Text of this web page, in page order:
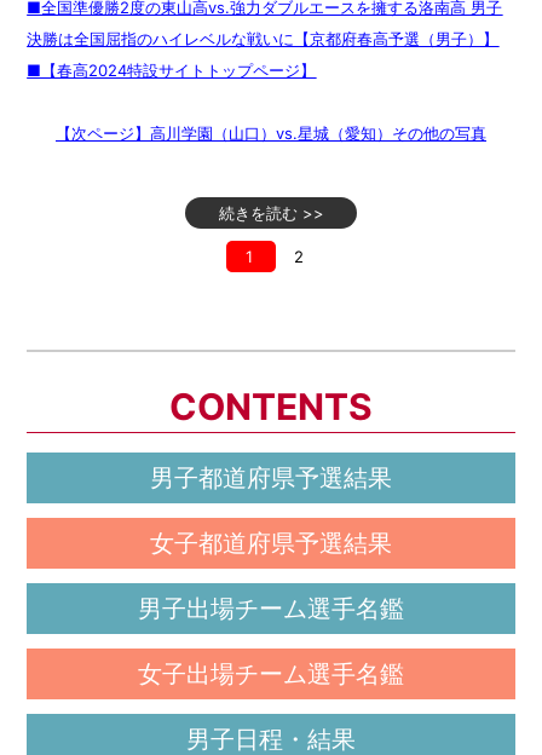
■全国準優勝2度の東山高vs.強力ダブルエースを擁する洛南高 男子
決勝は全国屈指のハイレベルな戦いに【京都府春高予選（男子）】
■【春高2024特設サイトトップページ】
【次ページ】高川学園（山口）vs.星城（愛知）その他の写真
続きを読む >>
1 2
CONTENTS
男子都道府県予選結果
女子都道府県予選結果
男子出場チーム選手名鑑
女子出場チーム選手名鑑
男子日程・結果